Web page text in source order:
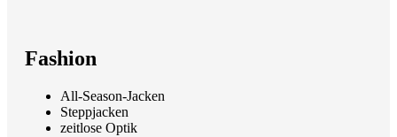
Fashion
All-Season-Jacken
Steppjacken
zeitlose Optik